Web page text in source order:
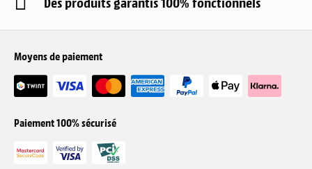
Moyens de paiement
Paiement 100% sécurisé